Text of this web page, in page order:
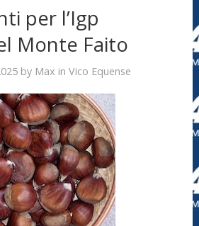
per l’Igp
Monte Faito
by Max in Vico Equense